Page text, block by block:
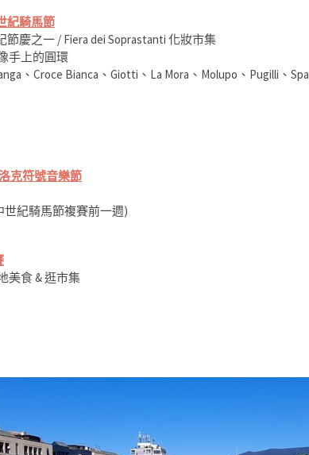
紀騎馬節
慶之一 / Fiera dei Soprastanti 化妝市集
手上的圓環
、Croce Bianca、Giotti、La Mora、Molupo、Pugilli、
克符號音樂節
世紀騎馬節複賽前一週)
美食 & 逛市集